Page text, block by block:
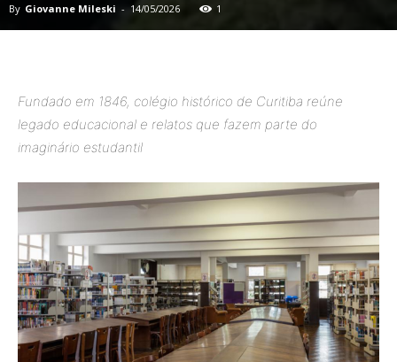
By Giovanne Mileski - 14/05/2026 1
Fundado em 1846, colégio histórico de Curitiba reúne
legado educacional e relatos que fazem parte do
imaginário estudantil